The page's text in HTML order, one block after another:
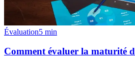
Évaluation5 min
Comment évaluer la maturité